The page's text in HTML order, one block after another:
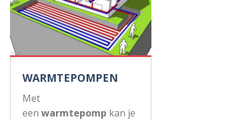
WARMTEPOMPEN
Met
een warmtepomp kan je